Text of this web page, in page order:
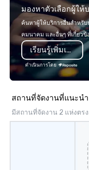
มองหาตัวเลือกผู้ให้
ค้นหาผู้ให้บริการอื่นสำหรั
คมนาคม และอื่นๆ ที่เกี่ยวข้
เรียนรู้เพิ่มเติม
ดำเนินการโดย
สถานที่จัดงานที่แนะนำ
มีสถานที่จัดงาน 2 แห่งตร